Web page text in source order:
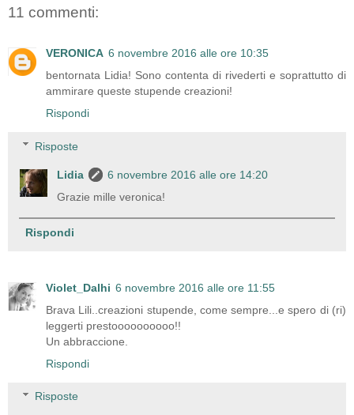
11 commenti:
VERONICA 6 novembre 2016 alle ore 10:35
bentornata Lidia! Sono contenta di rivederti e soprattutto di
ammirare queste stupende creazioni!
Rispondi
Risposte
Lidia
6 novembre 2016 alle ore 14:20
Grazie mille veronica!
Rispondi
Violet_Dalhi 6 novembre 2016 alle ore 11:55
Brava Lili..creazioni stupende, come sempre...e spero di (ri)
leggerti prestoooooooooo!!
Un abbraccione.
Rispondi
Risposte